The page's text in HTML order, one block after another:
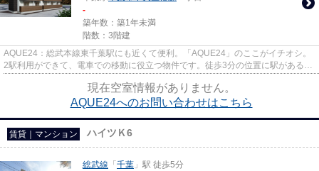
-
築年数：築1年未満
階数：3階建
AQUE24：総武本線東千葉駅にも近くて便利。「AQUE24」のここがイチオシ。
2駅利用ができて、電車での移動に役立つ物件です。徒歩3分の位置に駅がある物
現在空室情報がありません。
AQUE24へのお問い合わせはこちら
賃貸｜マンション ハイツＫ6
総武線 「 千葉 」駅 徒歩5分